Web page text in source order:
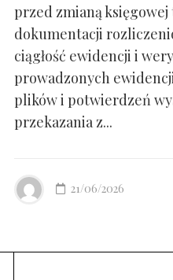
przed zmianą
dokumentacji
ciągłość ewidencji i
prowadzonych
plików i potwierdzeń
przekazania z...
21/06/2026